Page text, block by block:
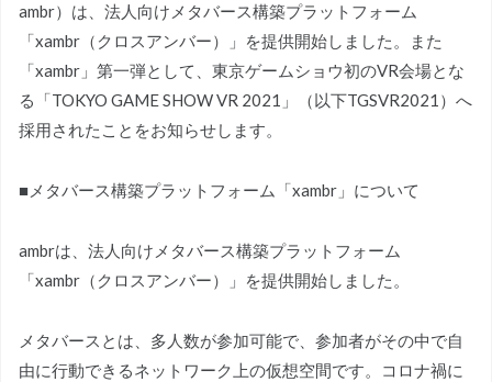
ambr）は、法人向けメタバース構築プラットフォーム
「xambr（クロスアンバー）」を提供開始しました。また
「xambr」第一弾として、東京ゲームショウ初のVR会場とな
る「TOKYO GAME SHOW VR 2021」（以下TGSVR2021）へ
採用されたことをお知らせします。
■メタバース構築プラットフォーム「xambr」について
ambrは、法人向けメタバース構築プラットフォーム
「xambr（クロスアンバー）」を提供開始しました。
メタバースとは、多人数が参加可能で、参加者がその中で自
由に行動できるネットワーク上の仮想空間です。コロナ禍に